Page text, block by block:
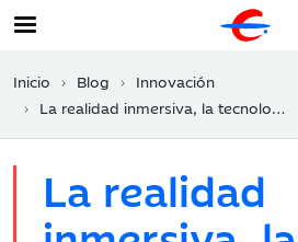
Inicio Blog
Innovación
La realidad inmersiva, la tecnología que fusiona lo mejor de dos mundos
La realidad